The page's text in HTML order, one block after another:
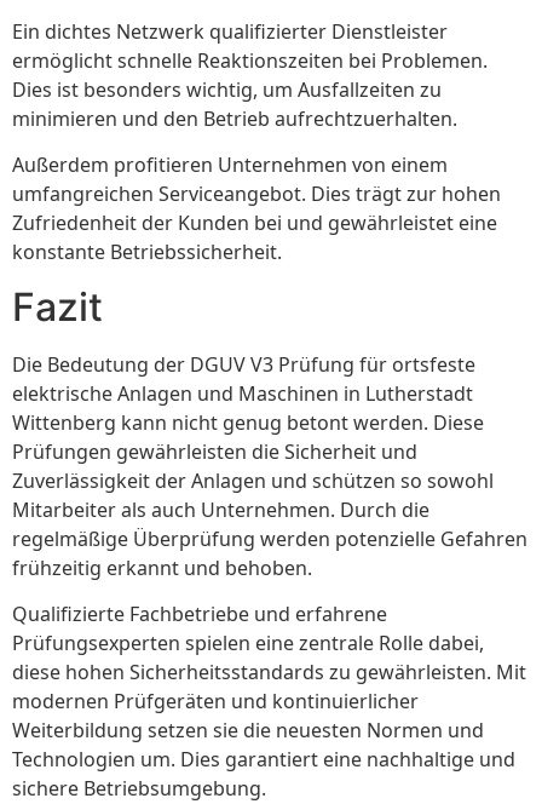
Ein dichtes Netzwerk qualifizierter Dienstleister
ermöglicht schnelle Reaktionszeiten bei Problemen.
Dies ist besonders wichtig, um Ausfallzeiten zu
minimieren und den Betrieb aufrechtzuerhalten.
Außerdem profitieren Unternehmen von einem
umfangreichen Serviceangebot. Dies trägt zur hohen
Zufriedenheit der Kunden bei und gewährleistet eine
konstante Betriebssicherheit.
Fazit
Die Bedeutung der DGUV V3 Prüfung für ortsfeste
elektrische Anlagen und Maschinen in Lutherstadt
Wittenberg kann nicht genug betont werden. Diese
Prüfungen gewährleisten die Sicherheit und
Zuverlässigkeit der Anlagen und schützen so sowohl
Mitarbeiter als auch Unternehmen. Durch die
regelmäßige Überprüfung werden potenzielle Gefahren
frühzeitig erkannt und behoben.
Qualifizierte Fachbetriebe und erfahrene
Prüfungsexperten spielen eine zentrale Rolle dabei,
diese hohen Sicherheitsstandards zu gewährleisten. Mit
modernen Prüfgeräten und kontinuierlicher
Weiterbildung setzen sie die neuesten Normen und
Technologien um. Dies garantiert eine nachhaltige und
sichere Betriebsumgebung.